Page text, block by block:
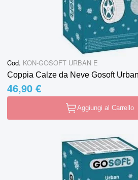
Cod. KON-GOSOFT URBAN E
Coppia Calze da Neve Gosoft
46,90 €
Aggiungi al Carrello